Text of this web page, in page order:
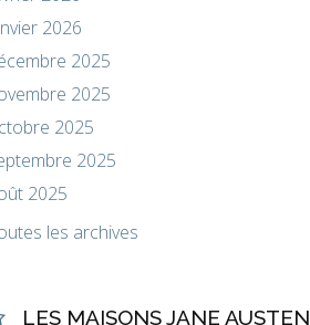
2026
2025
2025
2025
2025
2025
les archives
LES MAISONS JANE AUSTEN